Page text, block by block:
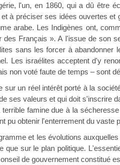
en 1860, qui a dû être
à préciser ses idées ouvertes et
arabe. Les Indigènes ont,
Français ». A l'issue de son
sans les forcer à abandonner
Les israélites acceptent d'y
non voté faute de temps – sont
réel intérêt porté à la société
ses valeurs et qui doit s'inscrire
famine due à la
pu obtenir l'enterrement du vaste
et les évolutions auxquelles
que sur le plan politique.
de gouvernement constitué